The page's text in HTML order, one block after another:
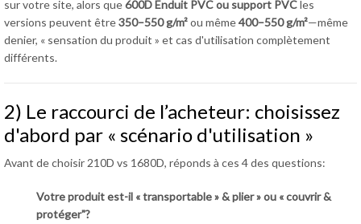
sur votre site, alors que600D Enduit PVC ou support PVCles
versions peuvent être350–550 g/m²ou même400–550 g/m²—même
denier, « sensation du produit » et cas d'utilisation complètement
différents.
2) Le raccourci de l’acheteur: choisissez
d'abord par « scénario d'utilisation »
Avant de choisir 210D vs 1680D, réponds à ces 4 des questions:
Votre produit est-il « transportable » & plier » ou « couvrir &
protéger"?